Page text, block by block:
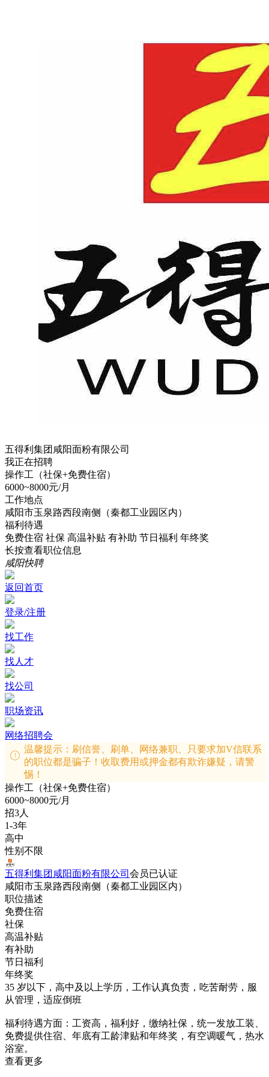
五得利集团咸阳面粉有限公司
我正在招聘
操作工（社保+免费住宿）
6000~8000元/月
工作地点
咸阳市玉泉路西段南侧（秦都工业园区内）
福利待遇
免费住宿 社保 高温补贴 有补助 节日福利 年终奖
长按查看职位信息
咸阳快聘
返回首页
登录/注册
找工作
找人才
找公司
职场资讯
网络招聘会
温馨提示：刷信誉、刷单、网络兼职、只要求加V信联系
的职位都是骗子！收取费用或押金都有欺诈嫌疑，请警
惕！
操作工（社保+免费住宿）
6000~8000元/月
招3人
1-3年
高中
性别不限
五得利集团咸阳面粉有限公司 会员已认证
咸阳市玉泉路西段南侧（秦都工业园区内）
职位描述
免费住宿
社保
高温补贴
有补助
节日福利
年终奖
35 岁以下，高中及以上学历，工作认真负责，吃苦耐劳，服
从管理，适应倒班
福利待遇方面：工资高，福利好，缴纳社保，统一发放工装、
免费提供住宿、年底有工龄津贴和年终奖，有空调暖气，热水
浴室。
查看更多